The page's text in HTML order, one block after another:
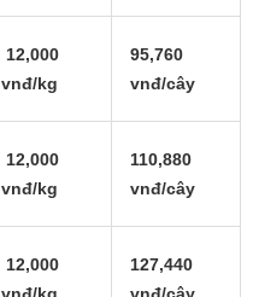
12,000
vnđ/kg
95,760
vnđ/cây
12,000
vnđ/kg
110,880
vnđ/cây
12,000
127,440